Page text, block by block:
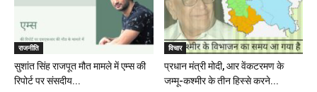
राजनीति
सुशांत सिंह राजपूत मौत मामले में एम्स की
रिपोर्ट पर संसदीय...
विचार
प्रधान मंत्री मोदी, आर वेंकटरमण के
जम्मू-कश्मीर के तीन हिस्से करने...